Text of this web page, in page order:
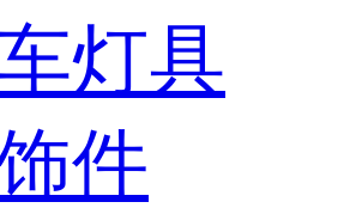
灯具
件